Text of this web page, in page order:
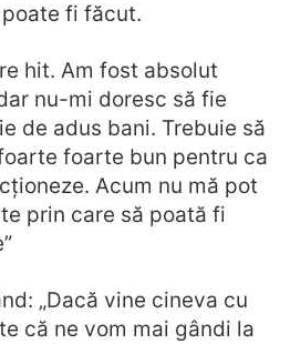
fi făcut.
hit. Am fost absolut
nu-mi doresc să fie
de adus bani. Trebuie să
foarte bun pentru ca
Acum nu mă pot
prin care să poată fi
„Dacă vine cineva cu
că ne vom mai gândi la